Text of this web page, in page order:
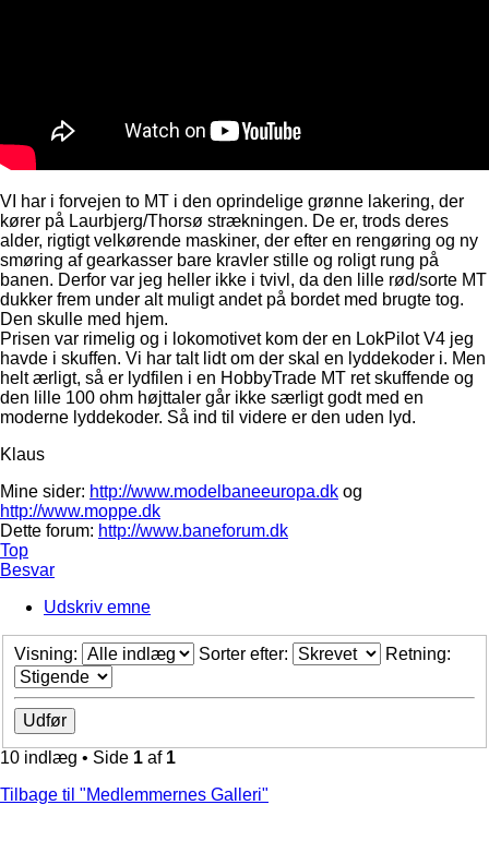
VI har i forvejen to MT i den oprindelige grønne lakering, der
kører på Laurbjerg/Thorsø strækningen. De er, trods deres
alder, rigtigt velkørende maskiner, der efter en rengøring og ny
smøring af gearkasser bare kravler stille og roligt rung på
banen. Derfor var jeg heller ikke i tvivl, da den lille rød/sorte MT
dukker frem under alt muligt andet på bordet med brugte tog.
Den skulle med hjem.
Prisen var rimelig og i lokomotivet kom der en LokPilot V4 jeg
havde i skuffen. Vi har talt lidt om der skal en lyddekoder i. Men
helt ærligt, så er lydfilen i en HobbyTrade MT ret skuffende og
den lille 100 ohm højttaler går ikke særligt godt med en
moderne lyddekoder. Så ind til videre er den uden lyd.
Klaus
Mine sider: http://www.modelbaneeuropa.dk og
http://www.moppe.dk
Dette forum: http://www.baneforum.dk
Top
Besvar
Udskriv emne
Visning: Sorter efter: Retning:
10 indlæg • Side 1 af 1
Tilbage til "Medlemmernes Galleri"